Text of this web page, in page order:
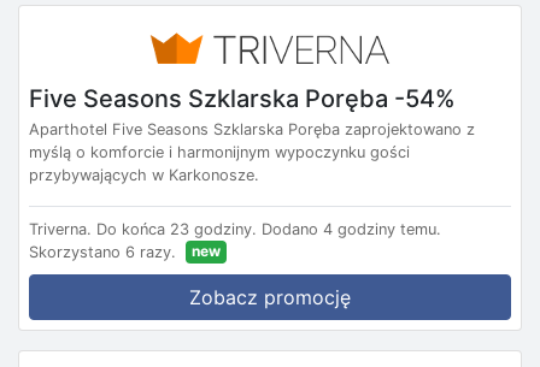
Five Seasons Szklarska Poręba -54%
Aparthotel Five Seasons Szklarska Poręba zaprojektowano z
myślą o komforcie i harmonijnym wypoczynku gości
przybywających w Karkonosze.
Triverna. Do końca 23 godziny. Dodano 4 godziny temu.
Skorzystano 6 razy.
new
Zobacz promocję